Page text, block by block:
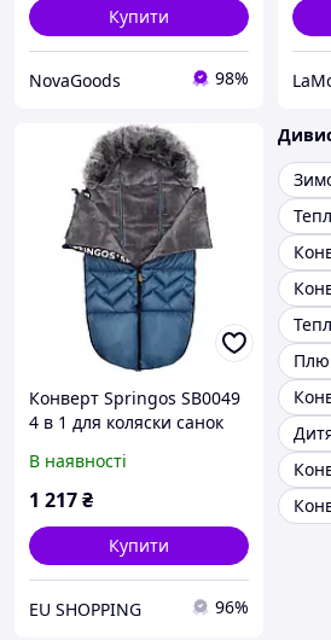
Купити
NovaGoods 98%
Конверт Springos SB0049
4 в 1 для коляски санок
візерунок зигзаг 90 см
Синій (5907719442334)
В наявності
1 217₴
Купити
EU SHOPPING 96%